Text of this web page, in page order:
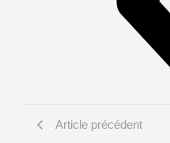
Article précédent